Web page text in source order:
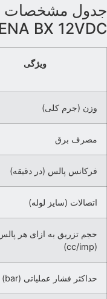
جدول مشخصات
BX 12VDC
ویژگی
وزن (جرم کلی)
مصرف برق
فرکانس پالس (در دقیقه)
اتصالات (سایز لوله)
حجم تزریق به ازای هر
(cc/imp)
حداکثر فشار عملیاتی (bar)